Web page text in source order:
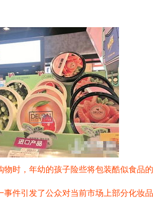
物时，年幼的孩子险些将包装酷似食品的
事件引发了公众对当前市场上部分化妆品